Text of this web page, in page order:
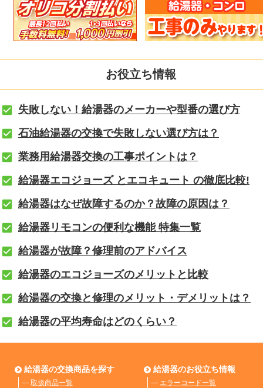
お役立ち情報
失敗しない！給湯器のメーカーや型番の選び方
石油給湯器の交換で失敗しない選び方は？
業務用給湯器交換の工事ポイントは？
給湯器エコジョーズ とエコキュート の徹底比較!
給湯器はなぜ故障するのか？故障の原因は？
給湯器リモコンの便利な機能 特集一覧
給湯器が故障？修理前のアドバイス
給湯器のエコジョーズのメリットと比較
給湯器の交換と修理のメリット・デメリットは？
給湯器の平均寿命はどのくらい？
給湯器の交換商品を探す
― 取扱商品一覧
給湯器のお役立ち情報
― エラーコード一覧